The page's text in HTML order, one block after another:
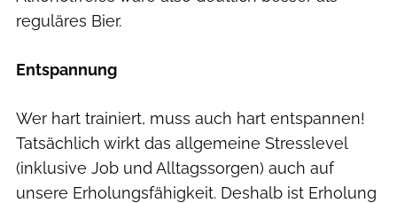
reguläres Bier.
Entspannung
Wer hart trainiert, muss auch hart entspannen!
Tatsächlich wirkt das allgemeine Stresslevel
(inklusive Job und Alltagssorgen) auch auf
unsere Erholungsfähigkeit. Deshalb ist Erholung